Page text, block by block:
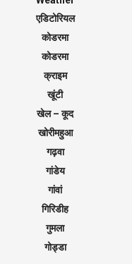
एडिटोरियल
कोडरमा
कोडरमा
क्राइम
खूंटी
खेल – कूद
खोरीमहुआ
गढ़वा
गांडेय
गांवां
गिरिडीह
गुमला
गोड्डा